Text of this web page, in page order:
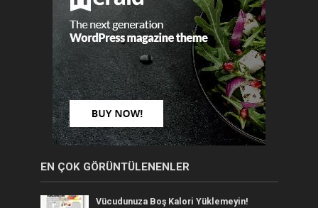
EN ÇOK GÖRÜNTÜLENENLER
Vücudunuza Boş Kalori Yüklemeyin!